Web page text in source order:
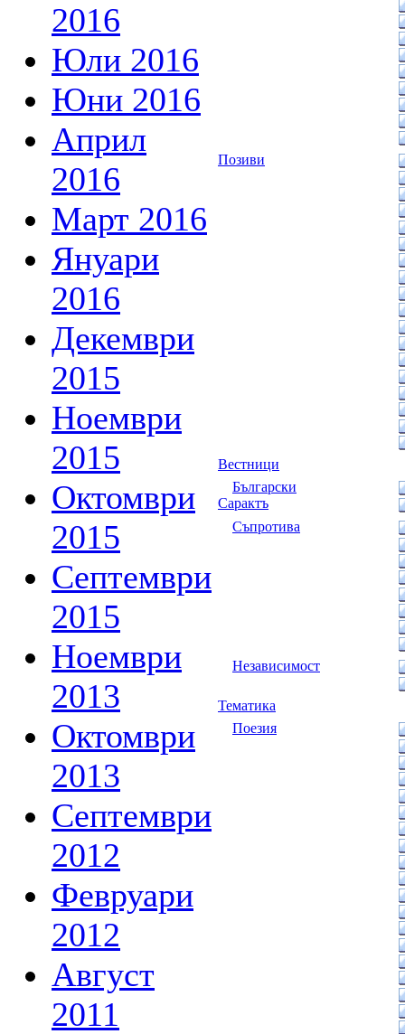
2016
Юли 2016
Юни 2016
Април
2016
Март 2016
Януари
2016
Декември
2015
Ноември
2015
Октомври
2015
Септември
2015
Ноември
2013
Октомври
2013
Септември
2012
Февруари
2012
Август
2011
Позиви
Вестници
Български
Сарактъ
Съпротива
Независимост
Тематика
Поезия